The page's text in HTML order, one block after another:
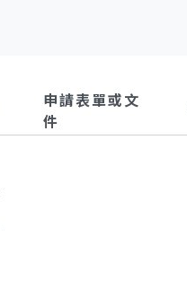
申請表單或文
件